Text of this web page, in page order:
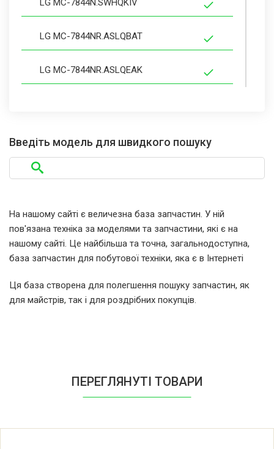
LG MC-7844N.SWHQKIV
LG MC-7844NR.ASLQBAT
LG MC-7844NR.ASLQEAK
LG MC-7844NR.CSLQCIS
LG MC-7844NR.CSLQRUA
LG MC-7844NRS.CSLQCIS
LG MC-7884NC.AW1QRUS
Введіть модель для швидкого пошуку
На нашому сайті є величезна база запчастин. У ній
пов'язана техніка за моделями та запчастини, які є на
нашому сайті. Це найбільша та точна, загальнодоступна,
база запчастин для побутової техніки, яка є в Інтернеті
Ця база створена для полегшення пошуку запчастин, як
для майстрів, так і для роздрібних покупців.
ПЕРЕГЛЯНУТІ ТОВАРИ